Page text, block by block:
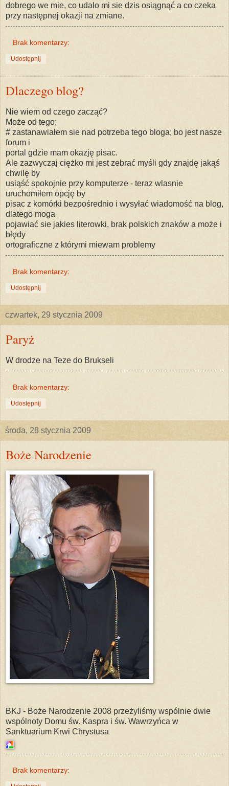
dobrego we mie, co udalo mi sie dzis osiągnąć a co czeka
przy następnej okazji na zmiane.
Brak komentarzy:
Udostępnij
Dlaczego blog?
Nie wiem od czego zacząć?
Może od tego;
# zastanawiałem sie nad potrzeba tego bloga; bo jest nasze
forum i
portal gdzie mam okazję pisac.
Ale zazwyczaj ciężko mi jest zebrać myśli gdy znajdę jakąś
chwilę by
usiąść spokojnie przy komputerze - teraz wlasnie
uruchomiłem opcję by
pisac z komórki bezpośrednio i wysyłać wiadomość na blog,
dlatego moga
pojawiać sie jakies literowki, brak polskich znaków a może i
błędy
ortograficzne z którymi miewam problemy
Brak komentarzy:
Udostępnij
czwartek, 29 stycznia 2009
Paryż
W drodze na Teze do Brukseli
Brak komentarzy:
Udostępnij
środa, 28 stycznia 2009
Boże Narodzenie
BKJ - Boże Narodzenie 2008 przeżyliśmy wspólnie dwie
wspólnoty Domu św. Kaspra i św. Wawrzyńca w
Sanktuarium Krwi Chrystusa
Brak komentarzy: